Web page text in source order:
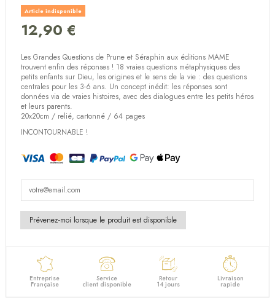
(2 avis)
Article indisponible
12,90 €
Les Grandes Questions de Prune et Séraphin aux éditions MAME
trouvent enfin des réponses ! 18 vraies questions métaphysiques des
petits enfants sur Dieu, les origines et le sens de la vie : des questions
centrales pour les 3-6 ans. Un concept inédit: les réponses sont
données via de vraies histoires, avec des dialogues entre les petits héros
et leurs parents.
20x20cm / relié, cartonné / 64 pages
INCONTOURNABLE !
Entreprise
Française
Service
client disponible
Retour
14 jours
Livraison
rapide